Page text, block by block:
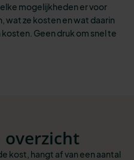
mogelijkheden er voor
wat ze kosten en wat daarin
Geen druk om snel te
overzicht
kost, hangt af van een aantal